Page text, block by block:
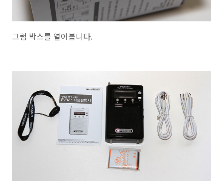
그럼 박스를 열어봅니다.